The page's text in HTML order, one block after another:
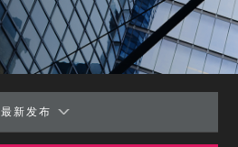
最新发布